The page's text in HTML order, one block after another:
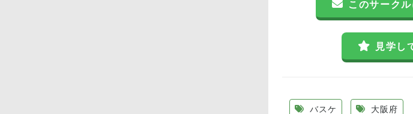
このサーク
見学し
バスケ 大阪府